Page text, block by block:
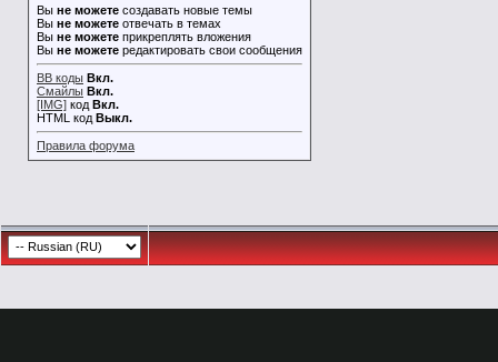
Вы не можете создавать новые темы
Вы не можете отвечать в темах
Вы не можете прикреплять вложения
Вы не можете редактировать свои сообщения
BB коды Вкл.
Смайлы Вкл.
[IMG] код Вкл.
HTML код Выкл.
Правила форума